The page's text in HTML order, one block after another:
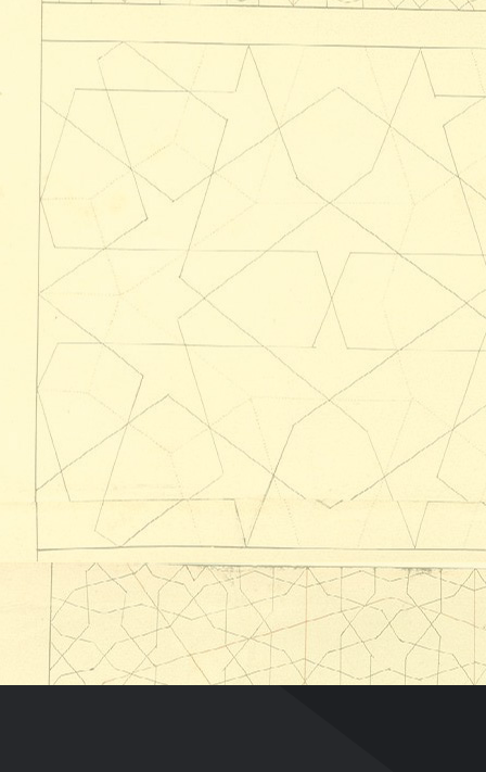
Gestionar consentimiento
Para ofrecer las mejores experiencias, utilizamos tecnologías como las cookies
para almacenar y/o acceder a la información del dispositivo. El consentimiento
de estas tecnologías nos permitirá procesar datos como el comportamiento de